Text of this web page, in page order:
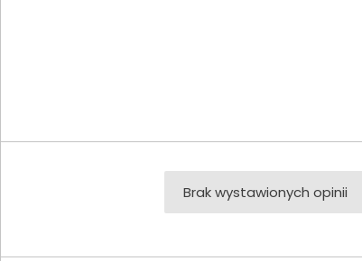
Brak wystawionych opinii